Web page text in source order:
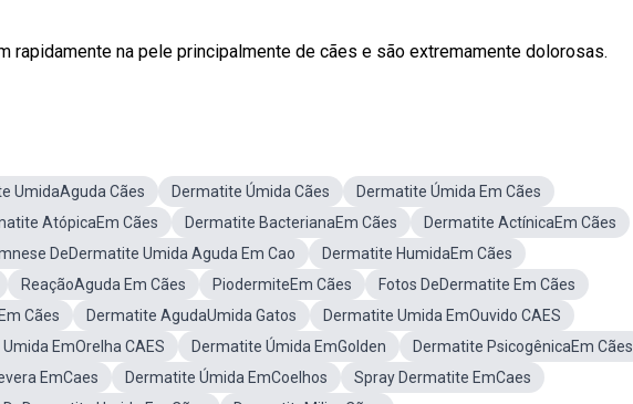
rapidamente na pele principalmente de cães e são extremamente dolorosas.
UmidaAguda Cães Dermatite Úmida Cães
Dermatite Úmida Em Cães
AtópicaEm Cães Dermatite BacterianaEm Cães
Dermatite ActínicaEm Cães
DeDermatite Umida Aguda Em Cao
Dermatite HumidaEm Cães
ReaçãoAguda Em Cães PiodermiteEm Cães
Fotos DeDermatite Em Cães
Cães Dermatite AgudaUmida Gatos
Dermatite Umida EmOuvido CAES
EmOrelha CAES Dermatite Úmida EmGolden
Dermatite PsicogênicaEm Cães
EmCaes Dermatite Úmida EmCoelhos
Spray Dermatite EmCaes